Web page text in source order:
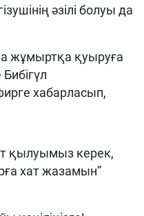
әзілі болуы да
жұмыртқа қуыруға
хабарласып,
қылуымыз керек,
хат жазамын”